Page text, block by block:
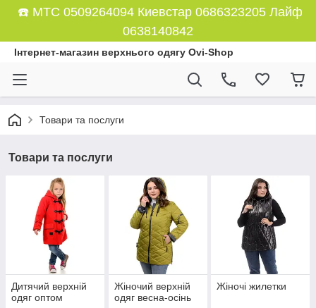
☎️ МТС 0509264094 Киевстар 0686323205 Лайф
0638140842
Інтернет-магазин верхнього одягу Ovi-Shop
Товари та послуги
Товари та послуги
Дитячий верхній
одяг оптом
Жіночий верхній
одяг весна-осінь
Жіночі жилетки